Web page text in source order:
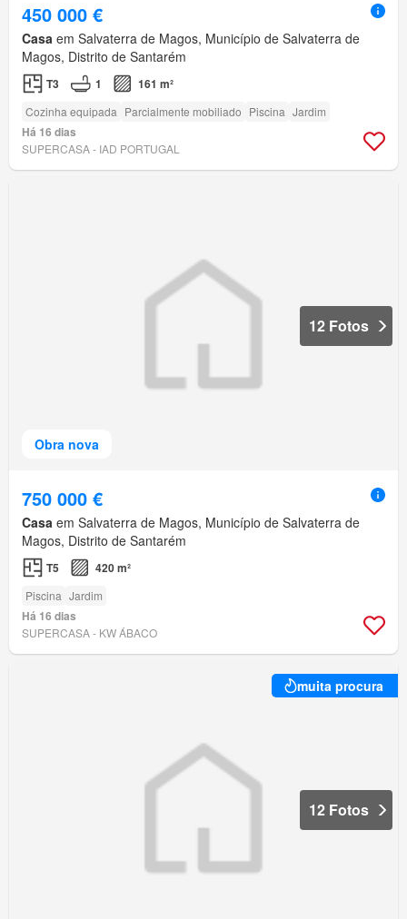
450 000 €
Casa em Salvaterra de Magos, Município de Salvaterra de
Magos, Distrito de Santarém
T3 1 161 m²
Cozinha equipada Parcialmente mobiliado Piscina Jardim
Há 16 dias
SUPERCASA - IAD PORTUGAL
Obra nova
12 Fotos
750 000 €
Casa em Salvaterra de Magos, Município de Salvaterra de
Magos, Distrito de Santarém
T5 420 m²
Piscina Jardim
Há 16 dias
SUPERCASA - KW ÁBACO
muita procura
12 Fotos